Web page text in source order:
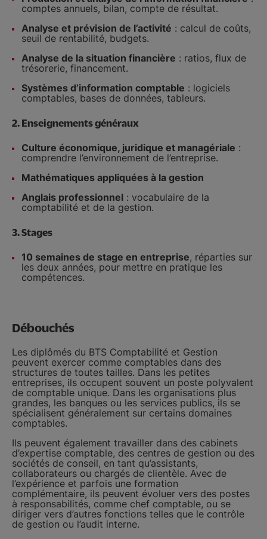
comptes annuels, bilan, compte de résultat.
Analyse et prévision de l’activité : calcul de coûts,
seuil de rentabilité, budgets.
Analyse de la situation financière : ratios, flux de
trésorerie, financement.
Systèmes d’information comptable : logiciels
comptables, bases de données, tableurs.
2. Enseignements généraux
Culture économique, juridique et managériale :
comprendre l’environnement de l’entreprise.
Mathématiques appliquées à la gestion
Anglais professionnel : vocabulaire de la
comptabilité et de la gestion.
3.Stages
10 semaines de stage en entreprise, réparties sur
les deux années, pour mettre en pratique les
compétences.
Débouchés
Les diplômés du BTS Comptabilité et Gestion
peuvent exercer comme comptables dans des
structures de toutes tailles. Dans les petites
entreprises, ils occupent souvent un poste polyvalent
de comptable unique. Dans les organisations plus
grandes, les banques ou les services publics, ils se
spécialisent généralement sur certains domaines
comptables.
Ils peuvent également travailler dans des cabinets
d’expertise comptable, des centres de gestion ou des
sociétés de conseil, en tant qu’assistants,
collaborateurs ou chargés de clientèle. Avec de
l’expérience et parfois une formation
complémentaire, ils peuvent évoluer vers des postes
à responsabilités, comme chef comptable, ou se
diriger vers d’autres fonctions telles que le contrôle
de gestion ou l’audit interne.